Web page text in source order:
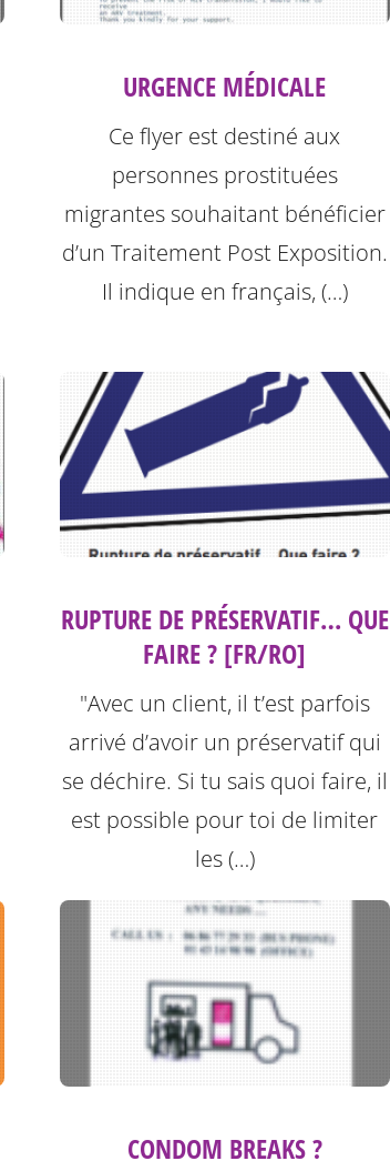
URGENCE MÉDICALE
Ce flyer est destiné aux
personnes prostituées
migrantes souhaitant bénéficier
d’un Traitement Post Exposition.
Il indique en français, (…)
RUPTURE DE PRÉSERVATIF… QUE
FAIRE ? [FR/RO]
"Avec un client, il t’est parfois
arrivé d’avoir un préservatif qui
se déchire. Si tu sais quoi faire, il
est possible pour toi de limiter
les (…)
CONDOM BREAKS ?